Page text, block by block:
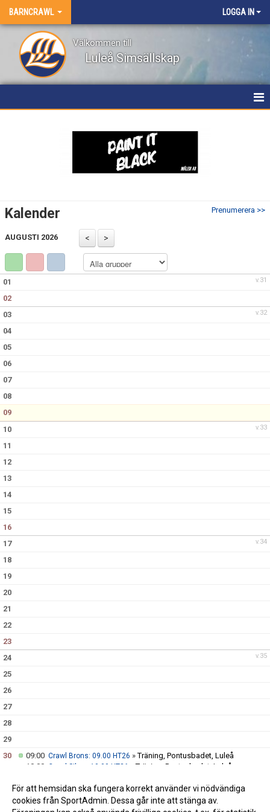
BARNCRAWL LOGGA IN
Luleå Simsällskap
Välkommen till
Prenumerera >>
Kalender
AUGUSTI 2026
v.31
01
02
v.32
03
04
05
06
07
08
09
v.33
10
11
12
13
14
15
16
v.34
17
18
19
20
21
22
23
v.35
24
25
26
27
28
29
30
09:00 Crawl Brons: 09.00 HT26 »Träning, Pontusbadet, Luleå
10:00
Crawl Silver: 10.00 HT26 »Träning, Pontusbadet, Luleå
För att hemsidan ska fungera korrekt använder vi nödvändiga
cookies från SportAdmin. Dessa går inte att stänga av.